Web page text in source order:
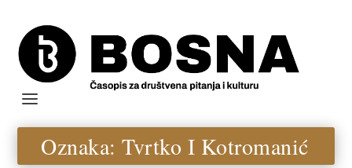
Oznaka:Tvrtko I Kotromanić